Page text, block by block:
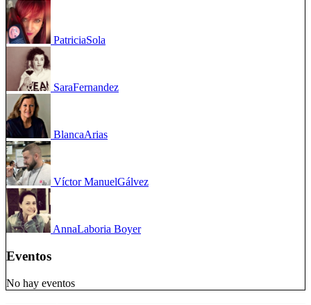
PatriciaSola
SaraFernandez
BlancaArias
Víctor ManuelGálvez
AnnaLaboria Boyer
Eventos
No hay eventos